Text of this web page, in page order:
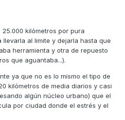
kilómetros por pura
al limite y dejarla hasta que
herramienta y otra de repuesto
que aguantaba...).
ya que no es lo mismo el tipo de
kilómetros de media diarios y casi
algún núcleo urbano) que el
por ciudad donde el estrés y el